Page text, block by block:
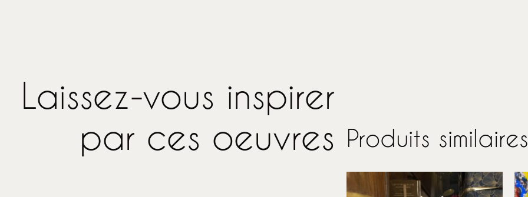
Laissez-vous inspirer
par ces oeuvres Produits similaires